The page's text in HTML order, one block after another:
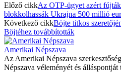
Előző cikkAz OTP-ügyet azért
blokkolhassák Ukrajna 500 millió
Következő cikkBöjte titkos
Böjtéhez továbbították
Amerikai Népszava
Az Amerikai Népszava
Népszava véleményét és álláspontját